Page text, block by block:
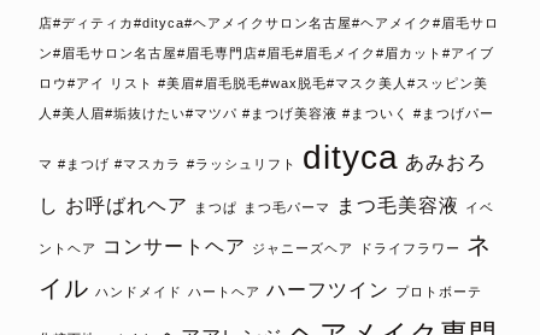
店#ディティカ#dityca#ヘアメイクサロン名古屋#ヘアメイク#眉毛サロ
ン#眉毛サロン名古屋#眉毛専門店#眉毛#眉毛メイク#眉カット#アイブ
ロウ#アイ リスト #美眉#眉毛脱毛#wax脱毛#マスク美人#スッピン美
人#美人眉#垢抜けたい#マツパ #まつげ美容液 #まついく #まつげパー
マ #まつげ #マスカラ #ラッシュリフト dityca あみおろ
し お呼ばれヘア まつぱ まつ毛パーマ まつ毛美容液 イベ
ントヘア コンサートヘア ジャニーズヘア ドライフラワー
ネ
イル ハンドメイド ハートヘア ハーフツイン プロトボーテ